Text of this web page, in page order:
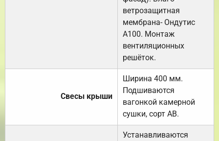
ветрозащитная
мембрана- Ондутис
А100. Монтаж
вентиляционных
решёток.
Свесы крыши
Ширина 400 мм.
Подшиваются
вагонкой камерной
сушки, сорт АВ.
Устанавливаются